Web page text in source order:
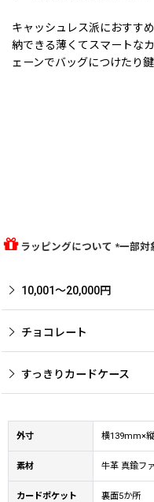
キャッシュレス派におすす
納できる薄くてスマートな
ェーンでバッグにつけたり
ラッピングについて *一部対
10,001〜20,000円
チョコレート
すっきりカードケース
外寸 横139mm×
素材 牛革 真鍮フ
カードポケット 裏面5か所